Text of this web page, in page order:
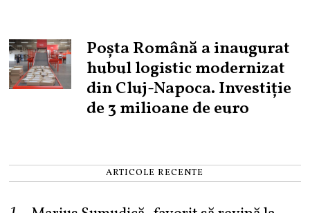
Poșta Română a inaugurat
hubul logistic modernizat
din Cluj-Napoca. Investiție
de 3 milioane de euro
ARTICOLE RECENTE